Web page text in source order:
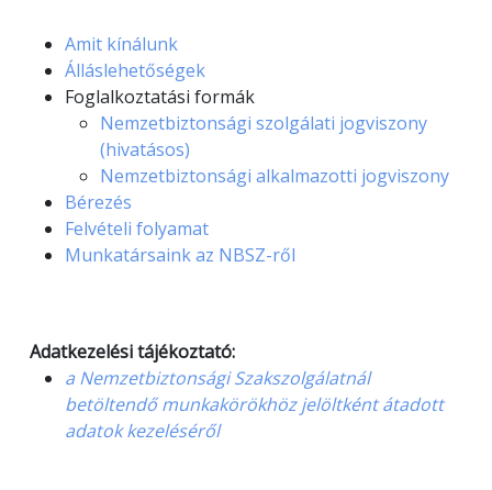
Amit kínálunk
Álláslehetőségek
Foglalkoztatási formák
Nemzetbiztonsági szolgálati jogviszony
(hivatásos)
Nemzetbiztonsági alkalmazotti jogviszony
Bérezés
Felvételi folyamat
Munkatársaink az NBSZ-ről
Adatkezelési tájékoztató:
a Nemzetbiztonsági Szakszolgálatnál
betöltendő munkakörökhöz jelöltként átadott
adatok kezeléséről